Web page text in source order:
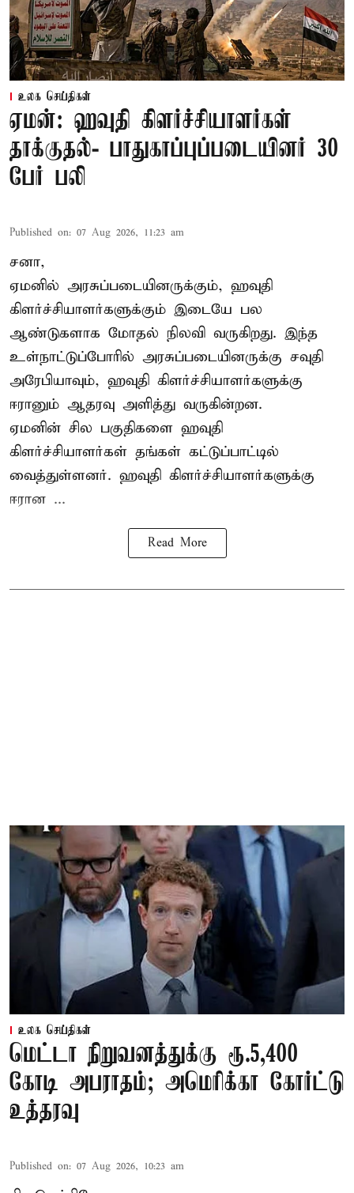
உலக செய்திகள்
ஏமன்: ஹவுதி கிளர்ச்சியாளர்கள்
தாக்குதல்- பாதுகாப்புப்படையினர் 30
பேர் பலி
Published on: 07 Aug 2026, 11:23 am
சனா,
ஏமனில் அரசுப்படையினருக்கும், ஹவுதி
கிளர்ச்சியாளர்களுக்கும் இடையே பல
ஆண்டுகளாக மோதல் நிலவி வருகிறது. இந்த
உள்நாட்டுப்போரில் அரசுப்படையினருக்கு சவுதி
அரேபியாவும், ஹவுதி கிளர்ச்சியாளர்களுக்கு
ஈரானும் ஆதரவு அளித்து வருகின்றன.
ஏமனின் சில பகுதிகளை ஹவுதி
கிளர்ச்சியாளர்கள் தங்கள் கட்டுப்பாட்டில்
வைத்துள்ளனர். ஹவுதி கிளர்ச்சியாளர்களுக்கு
ஈரான ...
Read More
உலக செய்திகள்
மெட்டா நிறுவனத்துக்கு ரூ.5,400
கோடி அபராதம்; அமெரிக்கா கோர்ட்டு
உத்தரவு
Published on: 07 Aug 2026, 10:23 am